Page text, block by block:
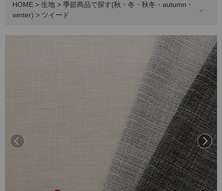
HOME > 生地 > 季節商品で探す(秋・冬・秋冬・autumn・
winter) > ツイード
前へ 次へ